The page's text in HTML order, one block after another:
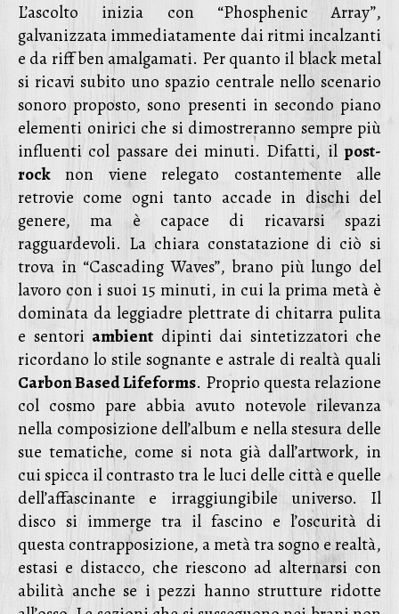
L’ascolto inizia con “Phosphenic Array”,
galvanizzata immediatamente dai ritmi incalzanti
e da riff ben amalgamati. Per quanto il black metal
si ricavi subito uno spazio centrale nello scenario
sonoro proposto, sono presenti in secondo piano
elementi onirici che si dimostreranno sempre più
influenti col passare dei minuti. Difatti, il post-
rock non viene relegato costantemente alle
retrovie come ogni tanto accade in dischi del
genere, ma è capace di ricavarsi spazi
ragguardevoli. La chiara constatazione di ciò si
trova in “Cascading Waves”, brano più lungo del
lavoro con i suoi 15 minuti, in cui la prima metà è
dominata da leggiadre plettrate di chitarra pulita
e sentori ambient dipinti dai sintetizzatori che
ricordano lo stile sognante e astrale di realtà quali
Carbon Based Lifeforms. Proprio questa relazione
col cosmo pare abbia avuto notevole rilevanza
nella composizione dell’album e nella stesura delle
sue tematiche, come si nota già dall’artwork, in
cui spicca il contrasto tra le luci delle città e quelle
dell’affascinante e irraggiungibile universo. Il
disco si immerge tra il fascino e l’oscurità di
questa contrapposizione, a metà tra sogno e realtà,
estasi e distacco, che riescono ad alternarsi con
abilità anche se i pezzi hanno strutture ridotte